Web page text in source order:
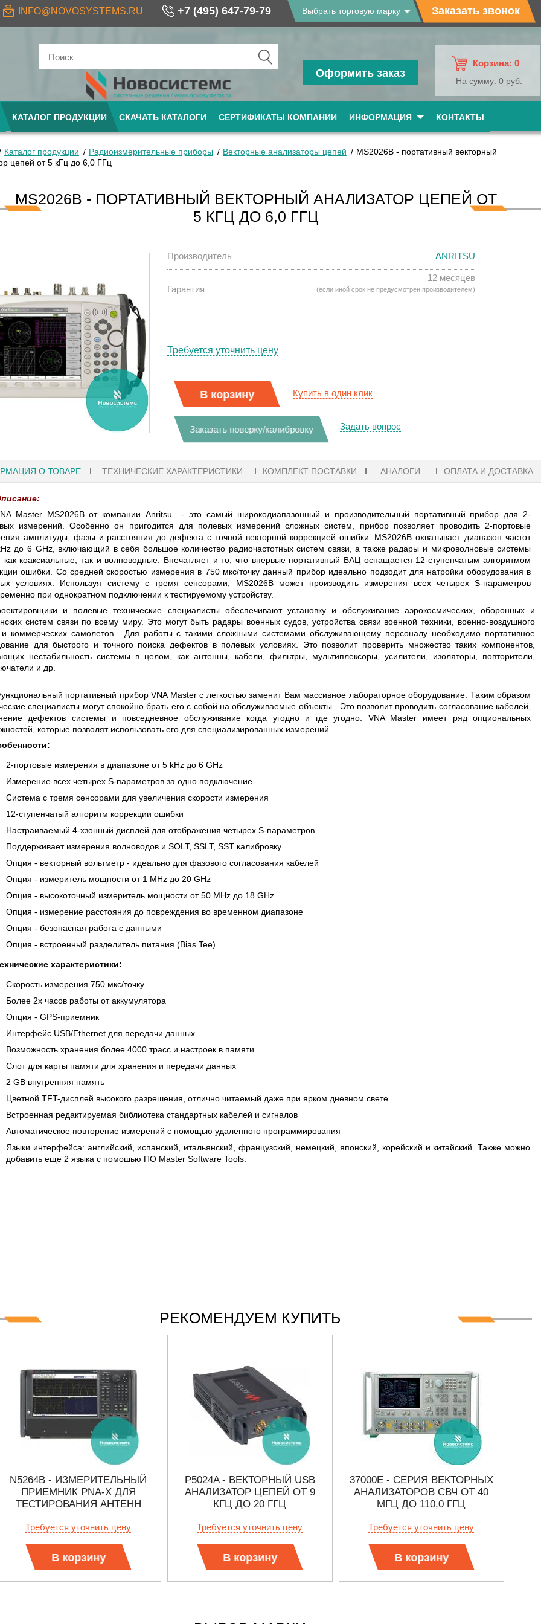
INFO@NOVOSYSTEMS.RU +7 (495) 647-79-79 Выбрать торговую марку Заказать звонок
Оформить заказ
Корзина: 0
На сумму: 0 руб.
КАТАЛОГ ПРОДУКЦИИ СКАЧАТЬ КАТАЛОГИ СЕРТИФИКАТЫ КОМПАНИИ ИНФОРМАЦИЯ КОНТАКТЫ
KEYSIGHT
СЕРИИ UXR
В НАЛИЧИИ! ZVH8, АНАЛИЗАТОР
КАБЕЛЕЙ И АНТЕНН, 100 КГЦ ДО 8 ГГЦ
(ГОСРЕЕСТР РФ)
Прочитать
Каталог продукции Радиоизмерительные приборы Векторные анализаторы цепей
MS2026B - портативный векторный
цепей от 5 кГц до 6,0 ГГц
MS2026B - ПОРТАТИВНЫЙ ВЕКТОРНЫЙ АНАЛИЗАТОР ЦЕПЕЙ ОТ
5 КГЦ ДО 6,0 ГГЦ
Производитель ANRITSU
Гарантия
12 месяцев
(если иной срок не предусмотрен производителем)
Требуется уточнить цену
В корзину Купить в один клик
Заказать поверку/калибровку Задать вопрос
О ТОВАРЕ ТЕХНИЧЕСКИЕ ХАРАКТЕРИСТИКИ КОМПЛЕКТ ПОСТАВКИ АНАЛОГИ ОПЛАТА И ДОСТАВКА
Master MS2026B от компании Anritsu - это самый широкодиапазонный и производительный портативный прибор для 2-
измерений. Особенно он пригодится для полевых измерений сложных систем, прибор позволяет проводить 2-портовые
амплитуды, фазы и расстояния до дефекта с точной векторной коррекцией ошибки. MS2026B охватывает диапазон частот
до 6 GHz, включающий в себя большое количество радиочастотных систем связи, а также радары и микроволновые системы
как коаксиальные, так и волноводные. Впечатляет и то, что впервые портативный ВАЦ оснащается 12-ступенчатым алгоритмом
ошибки. Со средней скоростью измерения в 750 мкс/точку данный прибор идеально подзодит для натройки оборудования в
условиях. Используя систему с тремя сенсорами, MS2026B может производить измерения всех четырех S-параметров
при однократном подключении к тестируемому устройству.
и полевые технические специалисты обеспечивают установку и обслуживание аэрокосмических, оборонных и
систем связи по всему миру. Это могут быть радары военных судов, устройства связи военной техники, военно-воздушного
коммерческих самолетов. Для работы с такими сложными системами обслуживающему персоналу необходимо портативное
для быстрого и точного поиска дефектов в полевых условиях. Это позволит проверить множество таких компонентов,
нестабильность системы в целом, как антенны, кабели, фильтры, мультиплексоры, усилители, изоляторы, повторители,
и др.
портативный прибор VNA Master с легкостью заменит Вам массивное лабораторное оборудование. Таким образом
специалисты могут спокойно брать его с собой на обслуживаемые объекты. Это позволит проводить согласование кабелей,
дефектов системы и повседневное обслуживание когда угодно и где угодно. VNA Master имеет ряд опциональных
которые позволят использовать его для специализированных измерений.
2-портовые измерения в диапазоне от 5 kHz до 6 GHz
Измерение всех четырех S-параметров за одно подключение
Система с тремя сенсорами для увеличения скорости измерения
12-ступенчатый алгоритм коррекции ошибки
Настраиваемый 4-хзонный дисплей для отображения четырех S-параметров
Поддерживает измерения волноводов и SOLT, SSLT, SST калибровку
Опция - векторный вольтметр - идеально для фазового согласования кабелей
Опция - измеритель мощности от 1 MHz до 20 GHz
Опция - высокоточный измеритель мощности от 50 MHz до 18 GHz
Опция - измерение расстояния до повреждения во временном диапазоне
Опция - безопасная работа с данными
Опция - встроенный разделитель питания (Bias Tee)
характеристики:
Скорость измерения 750 мкс/точку
Более 2х часов работы от аккумулятора
Опция - GPS-приемник
Интерфейс USB/Ethernet для передачи данных
Возможность хранения более 4000 трасс и настроек в памяти
Слот для карты памяти для хранения и передачи данных
2 GB внутренняя память
Цветной TFT-дисплей высокого разрешения, отлично читаемый даже при ярком дневном свете
Встроенная редактируемая библиотека стандартных кабелей и сигналов
Автоматическое повторение измерений с помощью удаленного программирования
Языки интерфейса: английский, испанский, итальянский, французский, немецкий, японский, корейский и китайский. Также можно
добавить еще 2 языка с помошью ПО Master Software Tools.
РЕКОМЕНДУЕМ КУПИТЬ
N5264B - ИЗМЕРИТЕЛЬНЫЙ
ПРИЕМНИК PNA-X ДЛЯ
ТЕСТИРОВАНИЯ АНТЕНН
Требуется уточнить цену
В корзину
P5024A - ВЕКТОРНЫЙ USB
АНАЛИЗАТОР ЦЕПЕЙ ОТ 9
КГЦ ДО 20 ГГЦ
Требуется уточнить цену
В корзину
37000E - СЕРИЯ ВЕКТОРНЫХ
АНАЛИЗАТОРОВ СВЧ ОТ 40
МГЦ ДО 110,0 ГГЦ
Требуется уточнить цену
В корзину